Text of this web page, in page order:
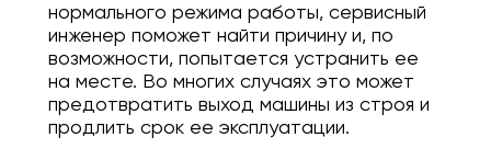
нормального режима работы, сервисный
инженер поможет найти причину и, по
возможности, попытается устранить ее
на месте. Во многих случаях это может
предотвратить выход машины из строя и
продлить срок ее эксплуатации.